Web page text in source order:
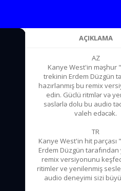
AÇIKLAMA
AZ
Kanye West'in məşhur
trekinin Erdem Düzgün
hazırlanmış bu remix
edin. Güclü ritmlər və
səslərlə dolu bu audio
valeh edəcək.
TR
Kanye West'in hit parçası
Erdem Düzgün tarafından
remix versiyonunu
ritimler ve yenilenmiş
audio deneyimi sizi